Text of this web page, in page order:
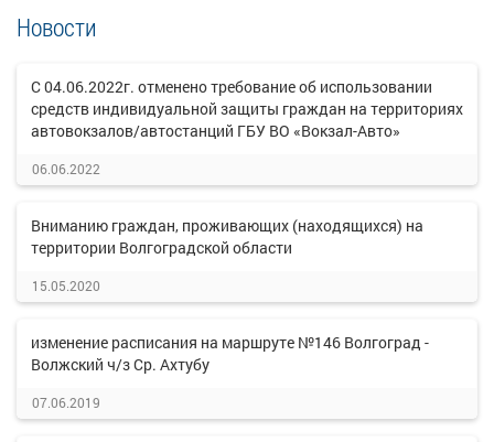
Новости
С 04.06.2022г. отменено требование об использовании
средств индивидуальной защиты граждан на территориях
автовокзалов/автостанций ГБУ ВО «Вокзал-Авто»
06.06.2022
Вниманию граждан, проживающих (находящихся) на
территории Волгоградской области
15.05.2020
изменение расписания на маршруте №146 Волгоград -
Волжский ч/з Ср. Ахтубу
07.06.2019